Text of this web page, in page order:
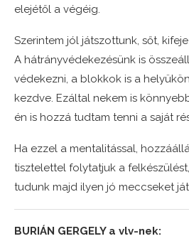
elejétől a végéig.
Szerintem jól játszottunk, sőt,
A hátrányvédekezésünk is
védekezni, a blokkok is a
kezdve. Ezáltal nekem is
én is hozzá tudtam tenni a saját
Ha ezzel a mentalitással,
tisztelettel folytatjuk a
tudunk majd ilyen jó meccseket
BURIÁN GERGELY a vlv-nek: